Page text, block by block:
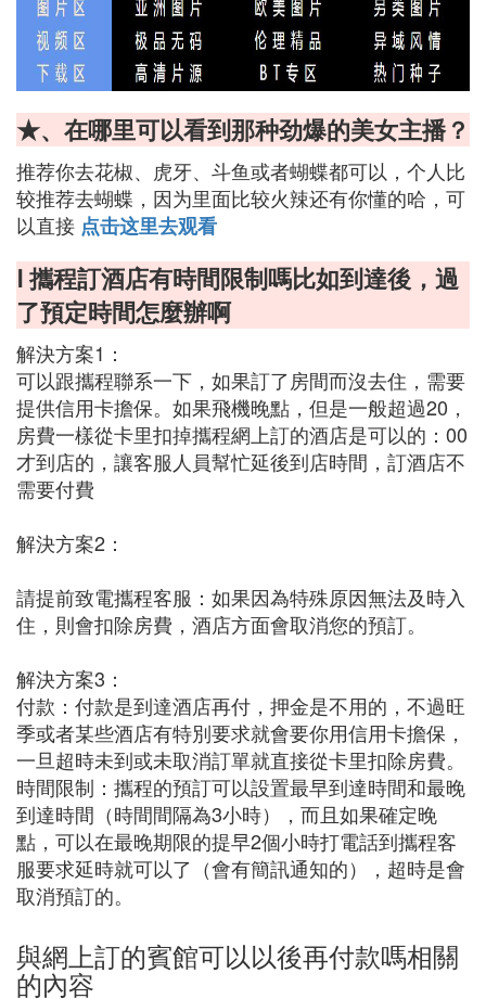
★、在哪里可以看到那种劲爆的美女主播？
推荐你去花椒、虎牙、斗鱼或者蝴蝶都可以，个人比
较推荐去蝴蝶，因为里面比较火辣还有你懂的哈，可
以直接 点击这里去观看
Ⅰ 攜程訂酒店有時間限制嗎比如到達後，過
了預定時間怎麼辦啊
解決方案1：
可以跟攜程聯系一下，如果訂了房間而沒去住，需要
提供信用卡擔保。如果飛機晚點，但是一般超過20，
房費一樣從卡里扣掉攜程網上訂的酒店是可以的：00
才到店的，讓客服人員幫忙延後到店時間，訂酒店不
需要付費
解決方案2：
請提前致電攜程客服：如果因為特殊原因無法及時入
住，則會扣除房費，酒店方面會取消您的預訂。
解決方案3：
付款：付款是到達酒店再付，押金是不用的，不過旺
季或者某些酒店有特別要求就會要你用信用卡擔保，
一旦超時未到或未取消訂單就直接從卡里扣除房費。
時間限制：攜程的預訂可以設置最早到達時間和最晚
到達時間（時間間隔為3小時），而且如果確定晚
點，可以在最晚期限的提早2個小時打電話到攜程客
服要求延時就可以了（會有簡訊通知的），超時是會
取消預訂的。
與網上訂的賓館可以以後再付款嗎相關
的內容